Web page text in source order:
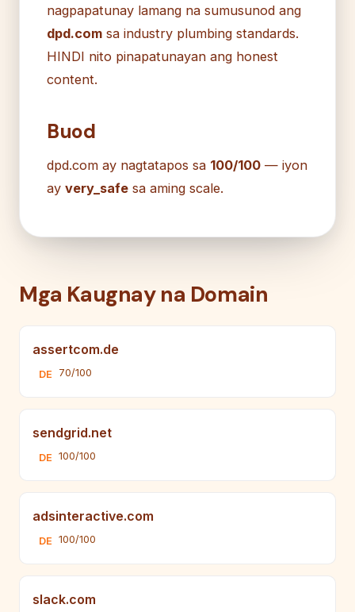
nagpapatunay lamang na sumusunod ang
dpd.com sa industry plumbing standards.
HINDI nito pinapatunayan ang honest
content.
Buod
dpd.com ay nagtatapos sa 100/100 — iyon
ay very_safe sa aming scale.
Mga Kaugnay na Domain
assertcom.de
DE 70/100
sendgrid.net
DE 100/100
adsinteractive.com
DE 100/100
slack.com